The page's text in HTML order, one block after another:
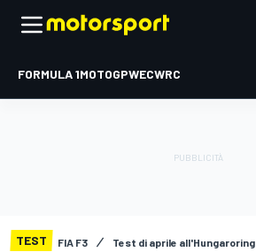
FORMULA 1MOTOGPWECWRC
TEST FIA F3 Test di aprile all'Hungaroring